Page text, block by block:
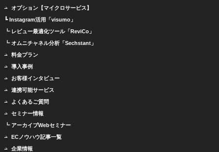
オプション【マイクロサービス】
┗ Instagram活用「visumo」
┗ レビュー最適化ツール「ReviCo」
┗ オムニチャネル分析「Sechstant」
料金プラン
導入事例
お客様インタビュー
連携可能サービス
よくあるご質問
セミナー情報
┗ アーカイブWebセミナー
ECノウハウ記事一覧
企業情報